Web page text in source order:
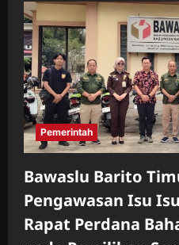
Bartim
Dorong
Penguatan
Kerja
Sama
dengan
DPRD
Pasca
Pelantikan
Pimpinan
Definitif
Pemerintah
Bawaslu Barito
Pengawasan Isu
Rapat Perdana